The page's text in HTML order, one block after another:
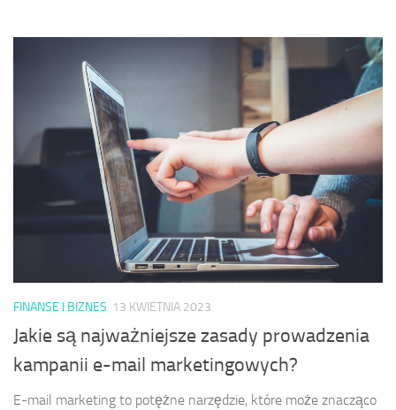
FINANSE I BIZNES 13 KWIETNIA 2023
Jakie są najważniejsze zasady prowadzenia
kampanii e-mail marketingowych?
E-mail marketing to potężne narzędzie, które może znacząco